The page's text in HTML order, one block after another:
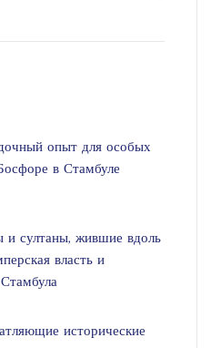
опыт для особых
в Стамбуле
и султаны, жившие вдоль
власть и
исторические